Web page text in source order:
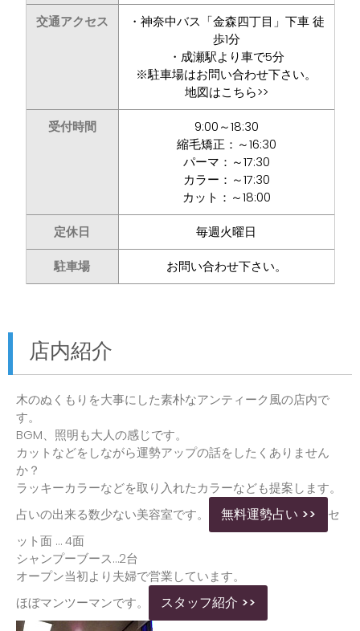
交通アクセス
・神奈中バス「金森四丁目」下車 徒
歩1分
・成瀬駅より車で5分
※駐車場はお問い合わせ下さい。
地図はこちら>>
受付時間
9:00～18:30
縮毛矯正：～16:30
パーマ：～17:30
カラー：～17:30
カット：～18:00
定休日 毎週火曜日
駐車場 お問い合わせ下さい。
店内紹介
木のぬくもりを大事にした素朴なアンティーク風の店内で
す。
BGM、照明も大人の感じです。
カットなどをしながら運勢アップの話をしたくありません
か？
ラッキーカラーなどを取り入れたカラーなども提案します。
占いの出来る数少ない美容室です。
無料運勢占い >>
セ
ット面 … 4面
シャンプーブース…2台
オープン当初より夫婦で営業しています。
ほぼマンツーマンです。
スタッフ紹介 >>